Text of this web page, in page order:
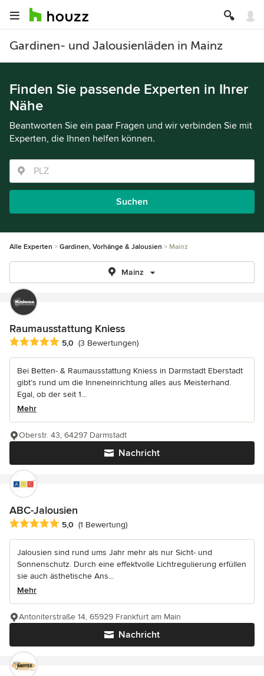
Gardinen- und Jalousienläden in Mainz
Finden Sie passende Experten in Ihrer
Nähe
Beantworten Sie ein paar Fragen und wir verbinden Sie mit
Experten, die Ihnen helfen können.
Suchen
Alle Experten Gardinen, Vorhänge & Jalousien Mainz
Mainz
Raumausstattung Kniess
Durchschnittliche Bewertung: 5 von 5 Sternen
5,0 (3 Bewertungen)
Bei Betten- & Raumausstattung Kniess in Darmstadt Eberstadt
gibt’s rund um die Inneneinrichtung alles aus Meisterhand.
Egal, ob der seit 1...
Mehr
Nachricht
Oberstr. 43, 64297 Darmstadt
ABC-Jalousien
Durchschnittliche Bewertung: 5 von 5 Sternen
5,0 (1 Bewertung)
Jalousien sind rund ums Jahr mehr als nur Sicht- und
Sonnenschutz. Durch eine effektvolle Lichtregulierung erfüllen
sie auch ästhetische Ans...
Mehr
Nachricht
Antoniterstraße 14, 65929 Frankfurt am Main